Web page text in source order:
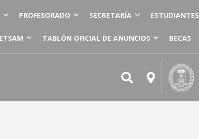
PROFESORADO SECRETARÍA ESTUDIANTES
TABLÓN OFICIAL DE ANUNCIOS BECAS